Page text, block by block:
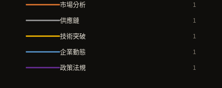
市場分析 1
供應鏈 1
技術突破 1
企業動態 1
政策法規 1